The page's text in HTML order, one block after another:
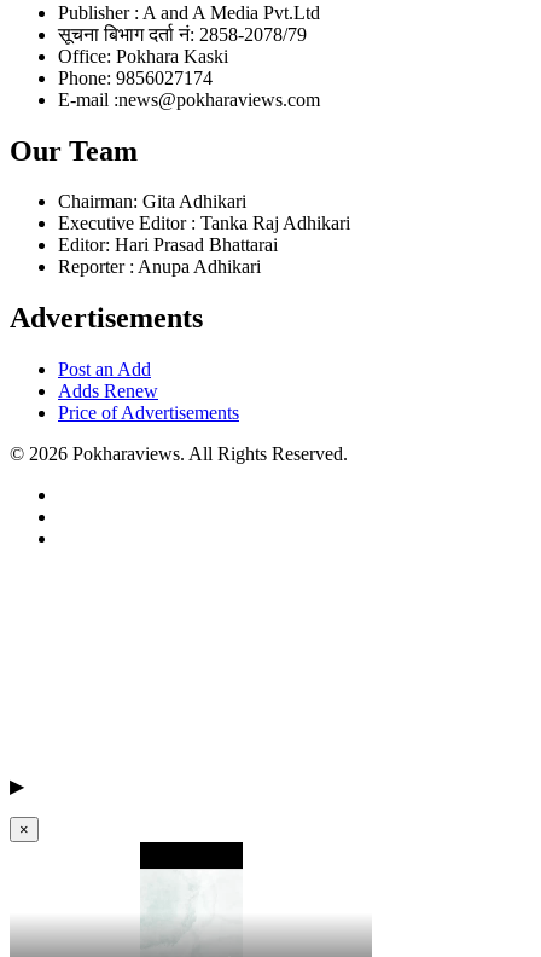
Publisher : A and A Media Pvt.Ltd
सूचना बिभाग दर्ता नं: 2858-2078/79
Office: Pokhara Kaski
Phone: 9856027174
E-mail :news@pokharaviews.com
Our Team
Chairman: Gita Adhikari
Executive Editor : Tanka Raj Adhikari
Editor: Hari Prasad Bhattarai
Reporter : Anupa Adhikari
Advertisements
Post an Add
Adds Renew
Price of Advertisements
© 2026 Pokharaviews. All Rights Reserved.
▶
×